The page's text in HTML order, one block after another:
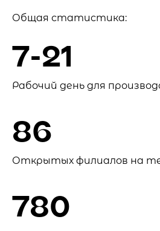
Общая статистика:
7-21
Рабочий день для
86
Открытых филиалов на
780